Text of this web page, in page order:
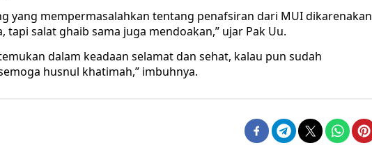
yang mempermasalahkan tentang penafsiran dari MUI dikarenakan
tapi salat ghaib sama juga mendoakan,” ujar Pak Uu.
dalam keadaan selamat dan sehat, kalau pun sudah
husnul khatimah,” imbuhnya.